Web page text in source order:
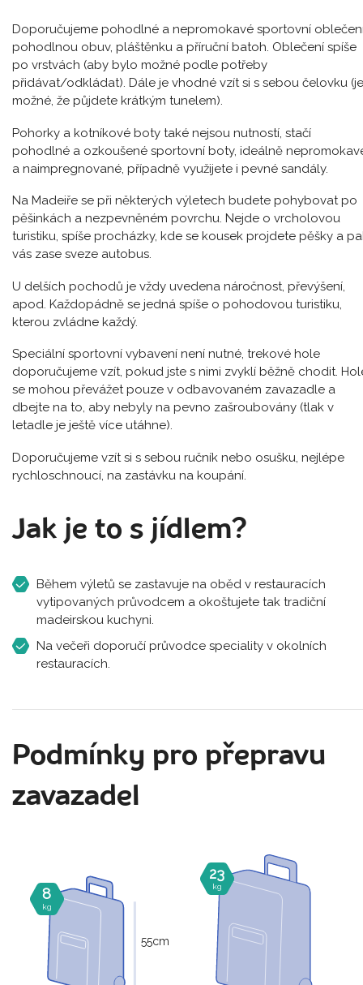
Doporučujeme pohodlné a nepromokavé sportovní
pohodlnou obuv, pláštěnku a příruční batoh. Oblečení spíše
po vrstvách (aby bylo možné podle potřeby
přidávat/odkládat). Dále je vhodné vzít si s sebou čelovku (je
možné, že půjdete krátkým tunelem).
Pohorky a kotníkové boty také nejsou nutností, stačí
pohodlné a ozkoušené sportovní boty, ideálně
a naimpregnované, případně využijete i pevné sandály.
Na Madeiře se při některých výletech budete pohybovat po
pěšinkách a nezpevněném povrchu. Nejde o vrcholovou
turistiku, spíše procházky, kde se kousek projdete pěšky a
vás zase sveze autobus.
U delších pochodů je vždy uvedena náročnost, převýšení,
apod. Každopádně se jedná spíše o pohodovou turistiku,
kterou zvládne každý.
Speciální sportovní vybavení není nutné, trekové hole
doporučujeme vzít, pokud jste s nimi zvyklí běžně chodit.
se mohou převážet pouze v odbavovaném zavazadle a
dbejte na to, aby nebyly na pevno zašroubovány (tlak v
letadle je ještě více utáhne).
Doporučujeme vzít si s sebou ručník nebo osušku, nejlépe
rychloschnoucí, na zastávku na koupání.
Jak je to s jídlem?
Během výletů se zastavuje na oběd v restauracích
vytipovaných průvodcem a okoštujete tak tradiční
madeirskou kuchyni.
Na večeři doporučí průvodce speciality v okolních
restauracích.
Podmínky pro přepravu
zavazadel
8
kg
55cm
23
kg